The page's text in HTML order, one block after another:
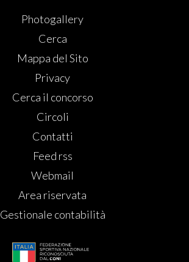
Photogallery
Cerca
Mappa del Sito
Privacy
Cerca il concorso
Circoli
Contatti
Feed rss
Webmail
Area riservata
Gestionale contabilità